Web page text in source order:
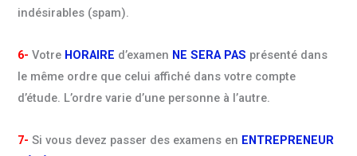
indésirables (spam).
6- Votre HORAIRE d’examen NE SERA PAS présenté dans
le même ordre que celui affiché dans votre compte
d’étude. L’ordre varie d’une personne à l’autre.
7- Si vous devez passer des examens en ENTREPRENEUR